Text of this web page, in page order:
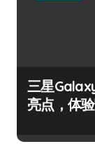
三星
亮点，体